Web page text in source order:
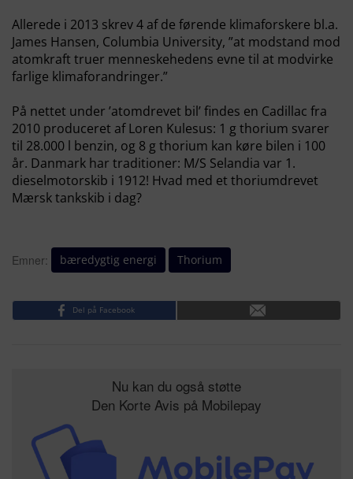
Allerede i 2013 skrev 4 af de førende klimaforskere bl.a.
James Hansen, Columbia University, ”at modstand mod
atomkraft truer menneskehedens evne til at modvirke
farlige klimaforandringer.”
På nettet under ’atomdrevet bil’ findes en Cadillac fra
2010 produceret af Loren Kulesus: 1 g thorium svarer
til 28.000 l benzin, og 8 g thorium kan køre bilen i 100
år. Danmark har traditioner: M/S Selandia var 1.
dieselmotorskib i 1912! Hvad med et thoriumdrevet
Mærsk tankskib i dag?
Emner: bæredygtig energi Thorium
Del på Facebook
Nu kan du også støtte
Den Korte Avis på Mobilepay